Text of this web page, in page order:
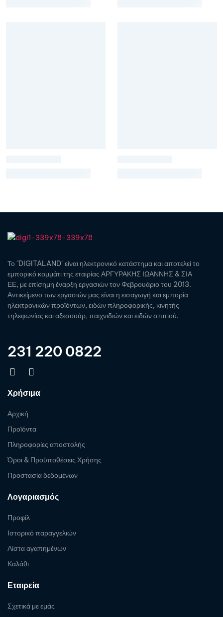
Το "DIGITALAND" είναι ηλεκτρονικό κατάστημα και αποτελεί το
εμπορικό κομμάτι της εταιρίας ΑΡΓΥΡΑΚΗΣ ΙΩΑΝΝΗΣ & ΣΙΑ
ΕΕ, με επίσημη έναρξη εργασιών τον Φεβρουάριο του 2013.
Αντικείμενο των εργασιών μας είναι η εισαγωγή και εμπορία
ηλεκτρονικών προϊόντων, ειδών πληροφορικής, κινητής
τηλεφωνίας και αξεσουάρ, παιχνιδιών και ειδών σπιτιού.
231 220 0822
Χρήσιμα
Αρχική
Προϊόντα
Πληροφορίες αποστολής
Όροι & Προϋποθέσεις Χρήσης
Προστασία δεδομένων
Λογαριασμός
Προφίλ
Ιστορικό παραγγελιών
Λίστα αγαπημένων
Καλάθι
Εταιρεία
Σχετικά με εμάς